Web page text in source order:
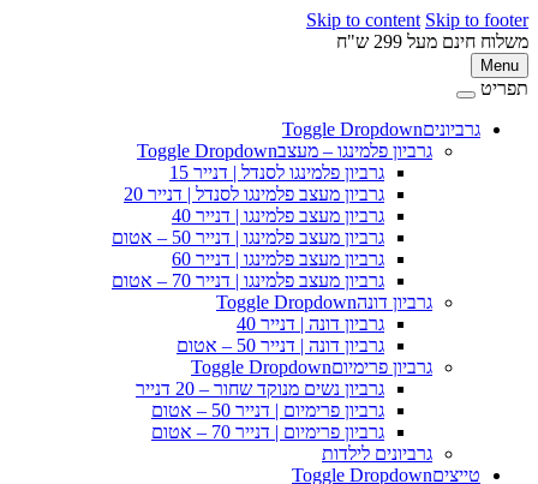
Skip to content Skip to
מעל 299 ש"ח
גרביוניםToggle Dropdown
גרביון פלמינגו – מעצבToggle Dropdown
גרביון פלמינגו לסנדל | דנייר 15
גרביון מעצב פלמינגו לסנדל | דנייר 20
גרביון מעצב פלמינגו | דנייר 40
גרביון מעצב פלמינגו | דנייר 50 – אטום
גרביון מעצב פלמינגו | דנייר 60
גרביון מעצב פלמינגו | דנייר 70 – אטום
גרביון דונהToggle Dropdown
גרביון דונה | דנייר 40
גרביון דונה | דנייר 50 – אטום
גרביון פרימיוםToggle Dropdown
גרביון נשים מנוקד שחור – 20 דנייר
גרביון פרימיום | דנייר 50 – אטום
גרביון פרימיום | דנייר 70 – אטום
גרביונים לילדות
טייצים Toggle Dropdown